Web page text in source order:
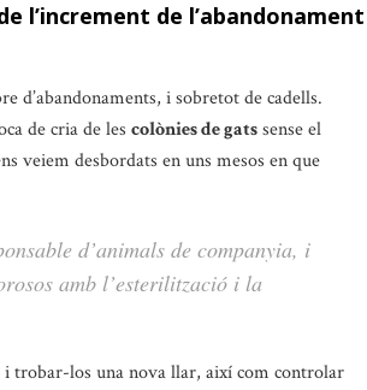
l’increment de l’abandonament
d’abandonaments, i sobretot de cadells.
de cria de les colònies de gatssense el
veiem desbordats en uns mesos en que
d’animals de companyia, i
amb l’esterilització i la
trobar-los una nova llar, així com controlar